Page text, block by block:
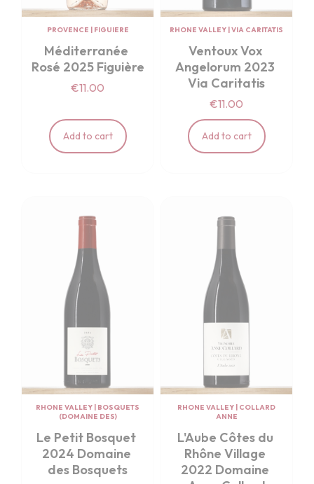
PROVENCE | FIGUIERE
Méditerranée
Rosé 2025 Figuière
€11.00
Add to cart
RHONE VALLEY |VIA CARITATIS
Ventoux Vox
Angelorum 2023
Via Caritatis
€11.00
Add to cart
RHONE VALLEY | BOSQUETS
(DOMAINE DES)
Le Petit Bosquet
2024 Domaine
des Bosquets
RHONE VALLEY | COLLARD
ANNE
L'Aube Côtes du
Rhône Village
2022 Domaine